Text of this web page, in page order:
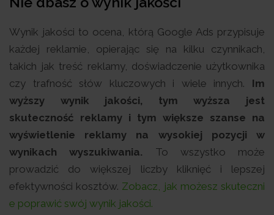
Wynik jakości to ocena, którą Google Ads przypisuje
każdej reklamie, opierając się na kilku czynnikach,
takich jak treść reklamy, doświadczenie użytkownika
czy trafność słów kluczowych i wiele innych. Im
wyższy wynik jakości, tym wyższa jest
skuteczność reklamy i tym większe szanse na
wyświetlenie reklamy na wysokiej pozycji w
wynikach wyszukiwania. To wszystko może
prowadzić do większej liczby kliknięć i lepszej
efektywności kosztów. Zobacz, jak możesz skuteczni
e poprawić swój wynik jakości.